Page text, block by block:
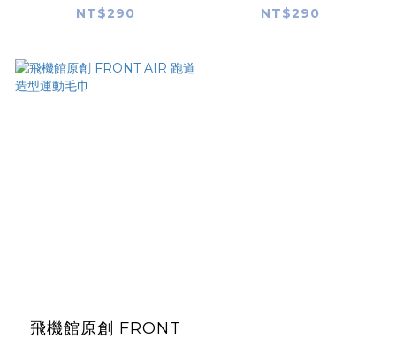
帆布袋 含飛行前拆除
NT$290
白)
NT$290
飛機館原創 FRONT